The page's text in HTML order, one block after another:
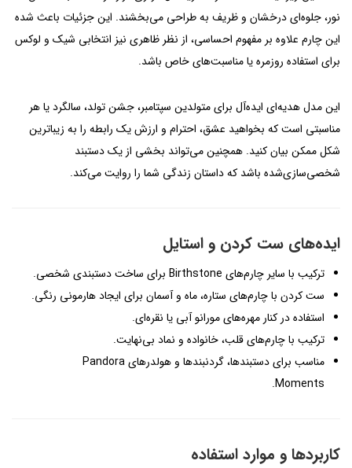
نور، جلوه‌ای درخشان و ظریف به طراحی می‌بخشند. این جزئیات باعث شده
این چارم علاوه بر مفهوم احساسی، از نظر ظاهری نیز انتخابی شیک و لوکس
برای استفاده روزمره یا مناسبت‌های خاص باشد.
این مدل هدیه‌ای ایده‌آل برای متولدین سپتامبر، جشن تولد، سالگرد یا هر
مناسبتی است که بخواهید عشق، احترام و ارزش یک رابطه را به زیباترین
شکل ممکن بیان کنید. همچنین می‌تواند بخشی از یک دستبند
شخصی‌سازی‌شده باشد که داستان زندگی شما را روایت می‌کند.
ایده‌های ست کردن و استایل
ترکیب با سایر چارم‌های Birthstone برای ساخت دستبندی شخصی.
ست کردن با چارم‌های ستاره، ماه و آسمان برای ایجاد هارمونی رنگی.
استفاده در کنار مهره‌های مورانو آبی یا نقره‌ای.
ترکیب با چارم‌های قلب، خانواده و نماد بی‌نهایت.
مناسب برای دستبندها، گردنبندها و هولدرهای Pandora
Moments.
کاربردها و موارد استفاده